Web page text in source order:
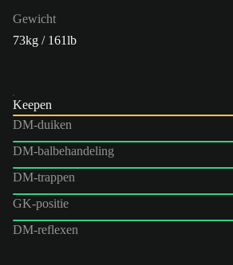
Gewicht
73kg / 161lb
Keepen
DM-duiken
DM-balbehandeling
DM-trappen
GK-positie
DM-reflexen